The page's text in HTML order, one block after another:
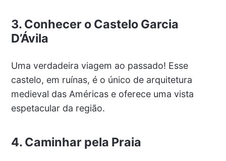
3. Conhecer o Castelo Garcia
D’Ávila
Uma verdadeira viagem ao passado! Esse
castelo, em ruínas, é o único de arquitetura
medieval das Américas e oferece uma vista
espetacular da região.
4. Caminhar pela Praia